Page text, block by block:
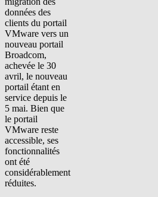
données des
clients du portail
VMware vers un
nouveau portail
Broadcom,
achevée le 30
avril, le nouveau
portail étant en
service depuis le
5 mai. Bien que
le portail
VMware reste
accessible, ses
fonctionnalités
ont été
considérablement
réduites.